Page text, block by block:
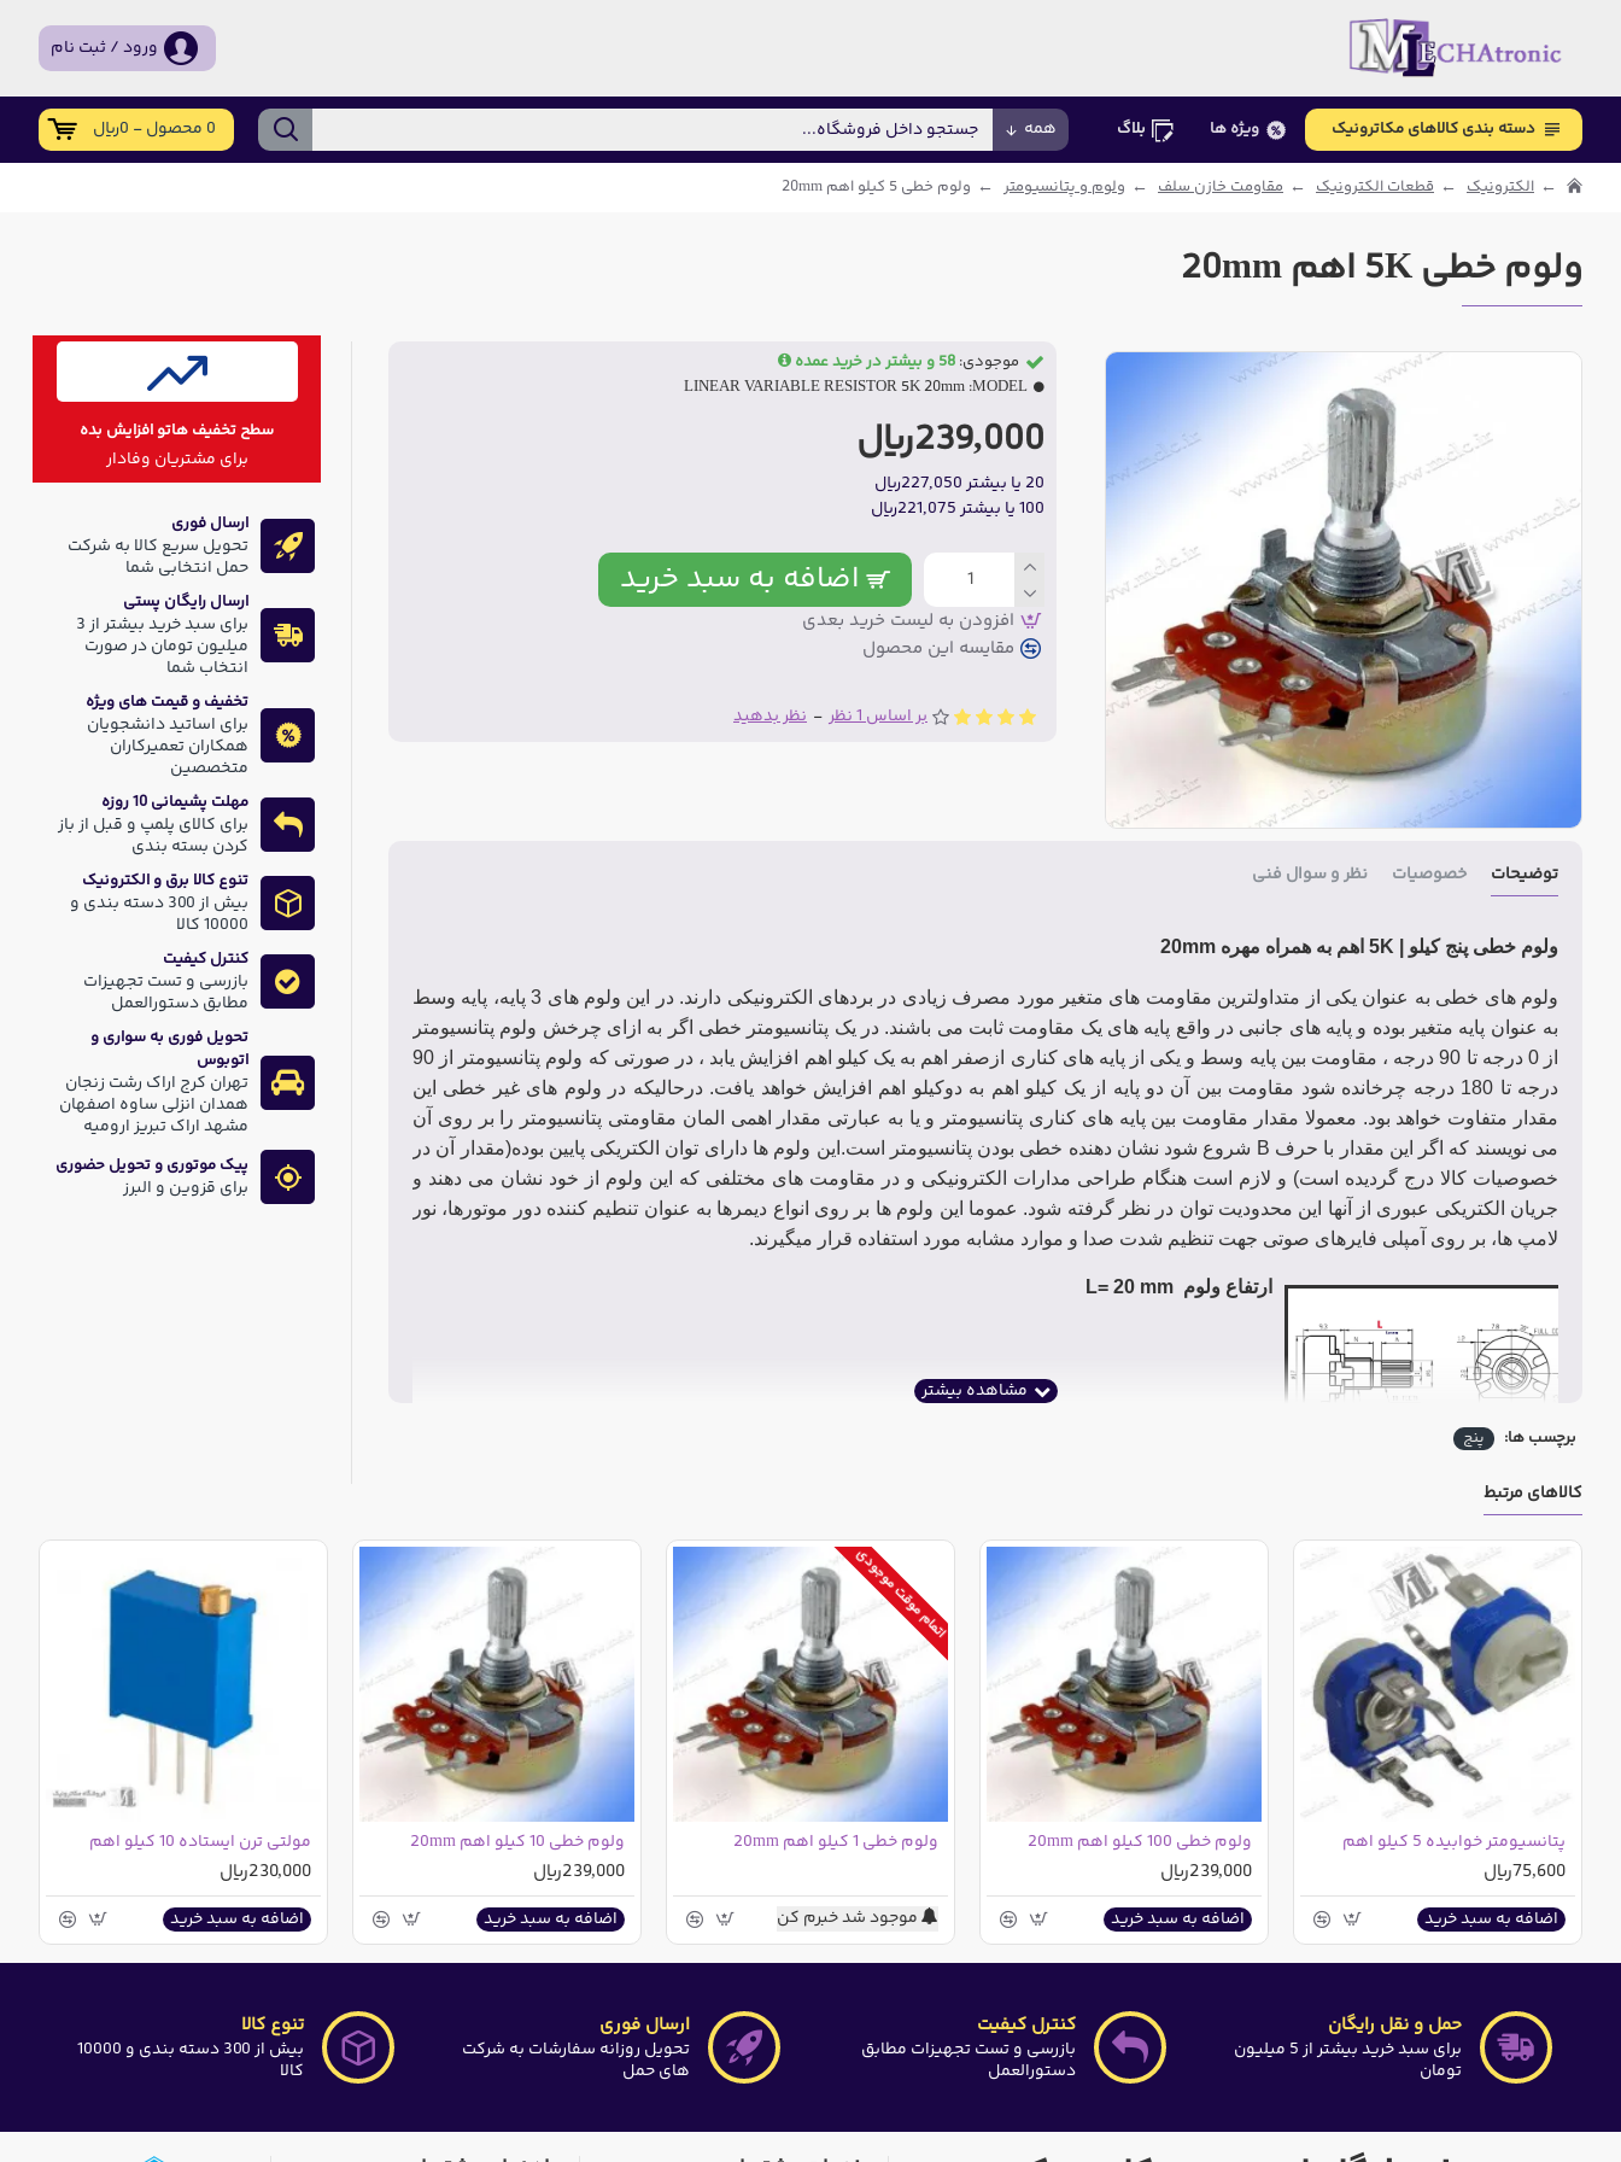
ورود / ثبت نام
دسته بندی کالاهای مکاترونیک ویژه ها بلاگ همه 0 محصول - 0ریال
الکترونیک قطعات الکترونیک مقاومت خازن سلف ولوم و پتانسیومتر ولوم خطی 5 کیلو اهم 20mm
ولوم خطی 5K اهم 20mm
بر اساس 1 نظر - نظر بدهید
239,000ریال
20 یا بیشتر 227,050ریال
100 یا بیشتر 221,075ریال
موجودی: 58 و بیشتر در خرید عمده
MODEL:
LINEAR VARIABLE RESISTOR 5K 20mm
اضافه به سبد خرید
افزودن به لیست خرید بعدی
مقایسه این محصول
توضیحات خصوصیات نظر و سوال فنی
ولوم خطی پنج کیلو | 5K اهم به همراه مهره 20mm
ولوم های خطی به عنوان یکی از متداولترین مقاومت های متغیر مورد مصرف زیادی در بردهای الکترونیکی دارند. در این ولوم های 3 پایه، پایه وسط
به عنوان پایه متغیر بوده و پایه های جانبی در واقع پایه های یک مقاومت ثابت می باشند. در یک پتانسیومتر خطی اگر به ازای چرخش ولوم پتانسیومتر
از 0 درجه تا 90 درجه ، مقاومت بین پایه وسط و یکی از پایه های کناری ازصفر اهم به یک کیلو اهم افزایش یابد ، در صورتی که ولوم پتانسیومتر از 90
درجه تا 180 درجه چرخانده شود مقاومت بین آن دو پایه از یک کیلو اهم به دوکیلو اهم افزایش خواهد یافت. درحالیکه در ولوم های غیر خطی این
مقدار متفاوت خواهد بود. معمولا مقدار مقاومت بین پایه های کناری پتانسیومتر و یا به عبارتی مقدار اهمی المان مقاومتی پتانسیومتر را بر روی آن
می نویسند که اگر این مقدار با حرف B شروع شود نشان دهنده خطی بودن پتانسیومتر است.این ولوم ها دارای توان الکتریکی پایین بوده(مقدار آن در
خصوصیات کالا درج گردیده است) و لازم است هنگام طراحی مدارات الکترونیکی و در مقاومت های مختلفی که این ولوم از خود نشان می دهند و
جریان الکتریکی عبوری از آنها این محدودیت توان در نظر گرفته شود. عموما این ولوم ها بر روی انواع دیمرها به عنوان تنطیم کننده دور موتورها، نور
لامپ ها، بر روی آمپلی فایرهای صوتی جهت تنظیم شدت صدا و موارد مشابه مورد استفاده قرار میگیرند.
ارتفاع ولوم L= 20 mm
جهت مشاهده مشخصات فنی بر روی سربرگ خصوصیات کلیک نمایید.
برچسب ها: پنج
سطح تخفیف هاتو افزایش بده
برای مشتریان وفادار
ارسال فوری
تحویل سریع کالا به شرکت
حمل انتخابی شما
ارسال رایگان پستی
برای سبد خرید بیشتر از 3
میلیون تومان در صورت
انتخاب شما
تخفیف و قیمت های ویژه
برای اساتید دانشجویان
همکاران تعمیرکاران
متخصصین
مهلت پشیمانی 10 روزه
برای کالای پلمپ و قبل از باز
کردن بسته بندی
تنوع کالا برق و الکترونیک
بیش از 300 دسته بندی و
10000 کالا
کنترل کیفیت
بازرسی و تست تجهیزات
مطابق دستورالعمل
تحویل فوری به سواری و
اتوبوس
تهران کرج اراک رشت زنجان
همدان انزلی ساوه اصفهان
مشهد اراک تبریز ارومیه
پیک موتوری و تحویل حضوری
برای قزوین و البرز
کالاهای مرتبط
پتانسیومتر خوابیده 5 کیلو اهم
75,600ریال
اضافه به سبد خرید
ولوم خطی 100 کیلو اهم 20mm
239,000ریال
اضافه به سبد خرید
اتمام موقت موجودی
ولوم خطی 1 کیلو اهم 20mm
موجود شد خبرم کن
ولوم خطی 10 کیلو اهم 20mm
239,000ریال
اضافه به سبد خرید
مولتی ترن ایستاده 10 کیلو اهم
230,000ریال
اضافه به سبد خرید
حمل و نقل رایگان
برای سبد خرید بیشتر از 5 میلیون
تومان
کنترل کیفیت
بازرسی و تست تجهیزات مطابق
دستورالعمل
ارسال فوری
تحویل روزانه سفارشات به شرکت
های حمل
تنوع کالا
بیش از 300 دسته بندی و 10000
کالا